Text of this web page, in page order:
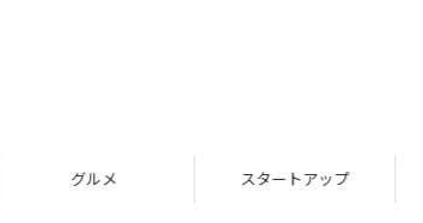
グルメ スタートアップ